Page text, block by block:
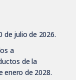
de julio de 2026.
a
de la
enero de 2028.